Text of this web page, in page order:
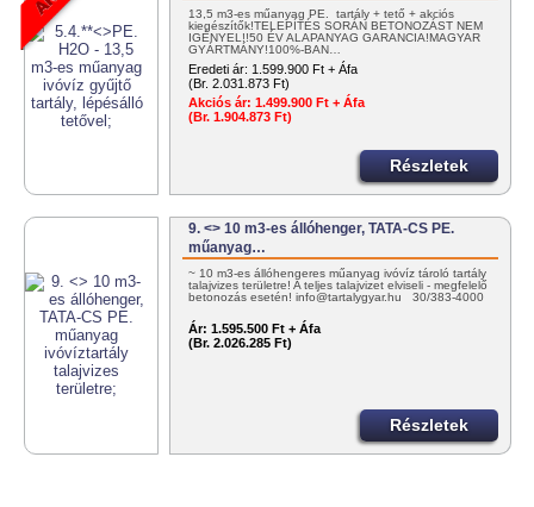
13,5 m3-es műanyag PE. tartály + tető + akciós
kiegészítők!TELEPÍTÉS SORÁN BETONOZÁST NEM
IGÉNYEL!!50 ÉV ALAPANYAG GARANCIA!MAGYAR
GYÁRTMÁNY!100%-BAN…
Eredeti ár: 1.599.900 Ft + Áfa
(Br. 2.031.873 Ft)
Akciós ár: 1.499.900 Ft + Áfa
(Br. 1.904.873 Ft)
Részletek
9. <> 10 m3-es állóhenger, TATA-CS PE.
műanyag…
~ 10 m3-es állóhengeres műanyag ivóvíz tároló tartály
talajvizes területre! A teljes talajvizet elviseli - megfelelő
betonozás esetén! info@tartalygyar.hu 30/383-4000
Ár: 1.595.500 Ft + Áfa
(Br. 2.026.285 Ft)
Részletek